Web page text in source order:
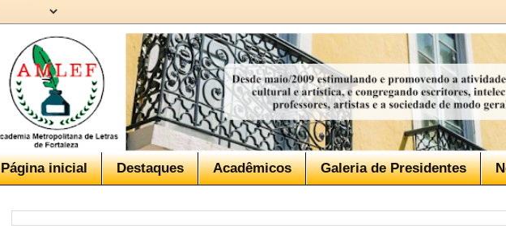
Página inicial Destaques Acadêmicos Galeria de Presidentes